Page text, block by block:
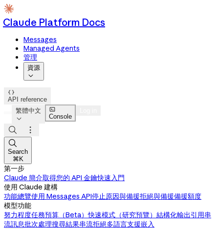
Claude Platform Docs
Messages
Managed Agents
管理
資源


API reference
繁體中文


Console



Search
⌘K
第一步
Claude 簡介取得您的 API 金鑰快速入門
使用 Claude 建構
功能總覽使用 Messages API停止原因與備援拒絕與備援備援額度
模型功能
努力程度任務預算（Beta）快速模式（研究預覽） 結構化輸出引用串
流訊息批次處理搜尋結果串流拒絕多語言支援嵌入